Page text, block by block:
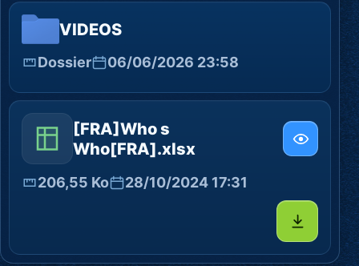
VIDEOS
Dossier 06/06/2026 23:58
[FRA]Who s
Who[FRA].xlsx
206,55 Ko 28/10/2024 17:31